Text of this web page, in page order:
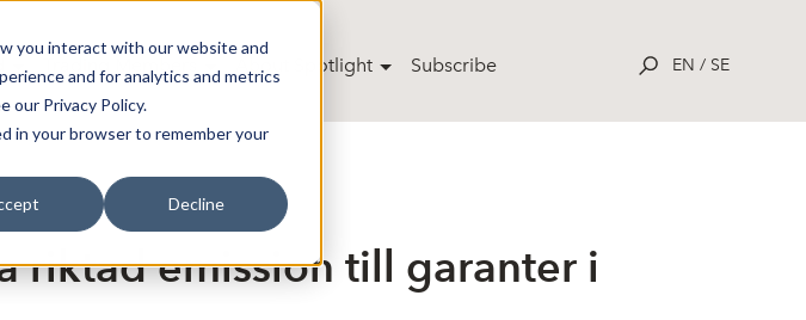
you interact with our website and
and for analytics and metrics
our Privacy Policy.
in your browser to remember your
Decline
About Spotlight Subscribe EN / SE
riktad emission till garanter i